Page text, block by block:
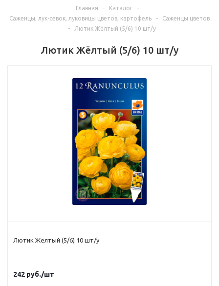
Главная - Каталог
-
Саженцы, лук-севок, луковицы цветов, картофель
-
Саженцы цветов
-
Лютик Жёлтый (5/6) 10 шт/у
Лютик Жёлтый (5/6) 10 шт/у
Лютик Жёлтый (5/6) 10 шт/у
242 руб./шт